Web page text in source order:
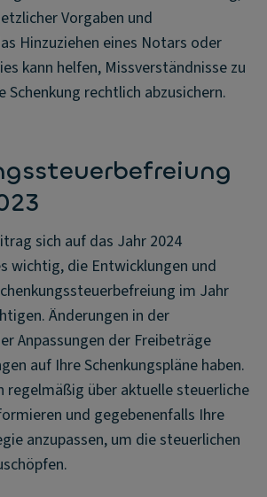
Vorgaben und
Hinzuziehen eines Notars oder
kann helfen, Missverständnisse zu
Schenkung rechtlich abzusichern.
sich auf das Jahr 2024
wichtig, die Entwicklungen und
im Jahr
Änderungen in der
Anpassungen der Freibeträge
auf Ihre Schenkungspläne haben.
regelmäßig über aktuelle steuerliche
und gegebenenfalls Ihre
anzupassen, um die steuerlichen